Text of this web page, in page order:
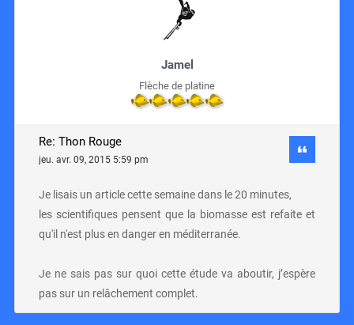
Jamel
Flèche de platine
Re: Thon Rouge
jeu. avr. 09, 2015 5:59 pm
Je lisais un article cette semaine dans le 20 minutes,
les scientifiques pensent que la biomasse est refaite et
qu'il n'est plus en danger en méditerranée.
Je ne sais pas sur quoi cette étude va aboutir, j’espère
pas sur un relâchement complet.